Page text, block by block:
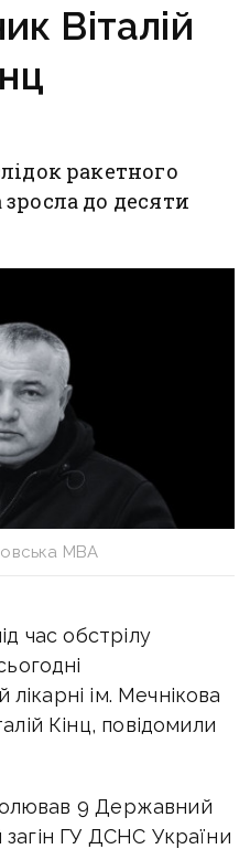
Віталій
ракетного
до десяти
МВА
час обстрілу
лікарні ім. Мечнікова
Кінц, повідомили
9 Державний
ГУ ДСНС України